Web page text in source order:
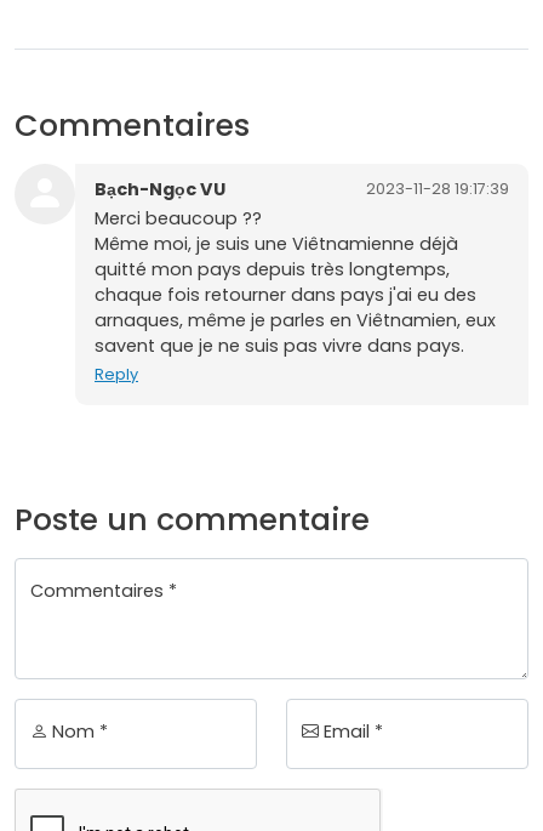
Commentaires
Bạch-Ngọc VU 2023-11-28 19:17:39
Merci beaucoup ??
Même moi, je suis une Viêtnamienne déjà
quitté mon pays depuis très longtemps,
chaque fois retourner dans pays j'ai eu des
arnaques, même je parles en Viêtnamien, eux
savent que je ne suis pas vivre dans pays.
Reply
Poste un commentaire
Commentaires *
Nom * Email *